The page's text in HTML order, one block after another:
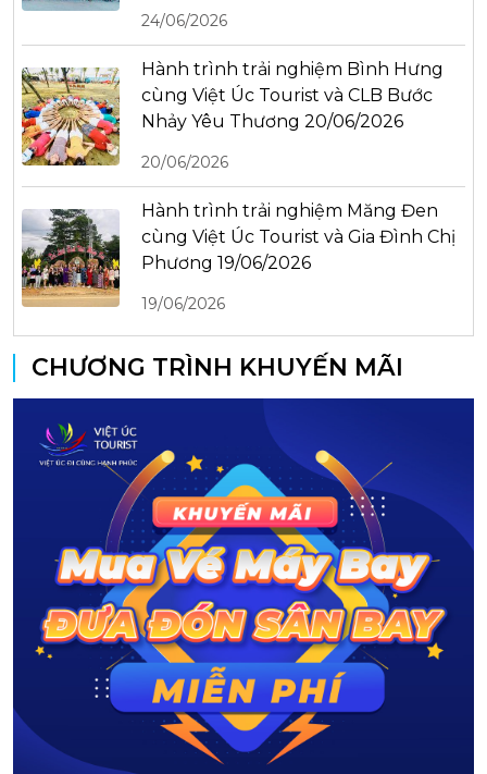
24/06/2026
Hành trình trải nghiệm Bình Hưng
cùng Việt Úc Tourist và CLB Bước
Nhảy Yêu Thương 20/06/2026
20/06/2026
Hành trình trải nghiệm Măng Đen
cùng Việt Úc Tourist và Gia Đình Chị
Phương 19/06/2026
19/06/2026
CHƯƠNG TRÌNH KHUYẾN MÃI